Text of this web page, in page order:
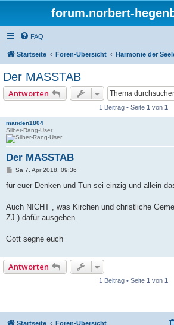
forum.norbert-
FAQ
Startseite Foren-Übersicht Harmonie der
Der MASSTAB
Antworten
1 Beitrag • Seite 1 von 1
manden1804
Silber-Rang-User
Der MASSTAB
B
i
a
Sa 7. Apr 2018, 09:36
für euer Denken und Tun sei einzig und allein
Auch NICHT , was Kirchen und christliche
ZJ ) dafür ausgeben .
Gott segne euch
Antworten
1 Beitrag • Seite 1 von 1
Startseite Foren-Übersicht